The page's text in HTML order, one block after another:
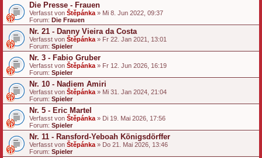
Die Presse - Frauen
Verfasst von Štěpánka » Mi 8. Jun 2022, 09:37
Forum: Die Frauen
Nr. 21 - Danny Vieira da Costa
Verfasst von Štěpánka » Fr 22. Jan 2021, 13:01
Forum: Spieler
Nr. 3 - Fabio Gruber
Verfasst von Štěpánka » Fr 12. Jun 2026, 16:19
Forum: Spieler
Nr. 10 - Nadiem Amiri
Verfasst von Štěpánka » Mi 31. Jan 2024, 21:04
Forum: Spieler
Nr. 5 - Eric Martel
Verfasst von Štěpánka » Di 19. Mai 2026, 17:56
Forum: Spieler
Nr. 11 - Ransford-Yeboah Königsdörffer
Verfasst von Štěpánka » Do 21. Mai 2026, 13:46
Forum: Spieler